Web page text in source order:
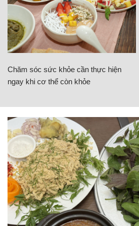
Chăm sóc sức khỏe cần thực hiện
ngay khi cơ thể còn khỏe